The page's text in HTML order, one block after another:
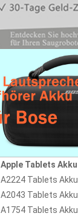
Apple Tablets Akku
A2224 Tablets Akku
A2043 Tablets Akku
A1754 Tablets Akku